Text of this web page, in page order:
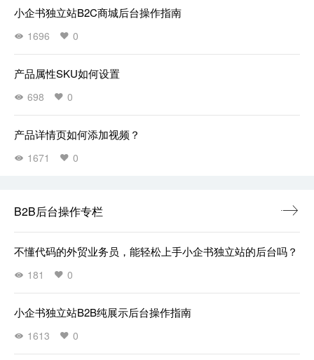
小企书独立站B2C商城后台操作指南
1696 0
产品属性SKU如何设置
698 0
产品详情页如何添加视频？
1671 0
B2B后台操作专栏
不懂代码的外贸业务员，能轻松上手小企书独立站的后台吗？
181 0
小企书独立站B2B纯展示后台操作指南
1613 0